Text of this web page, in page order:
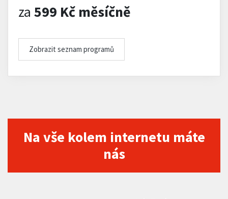
za 599 Kč měsíčně
Zobrazit seznam programů
Na vše kolem internetu máte
nás